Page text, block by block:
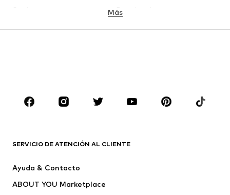
Camisetas
Ropa interior
ROPA
Camisetas
Jeans
Pantalones
Más
SERVICIO DE ATENCIÓN AL CLIENTE
Ayuda & Contacto
ABOUT YOU Marketplace